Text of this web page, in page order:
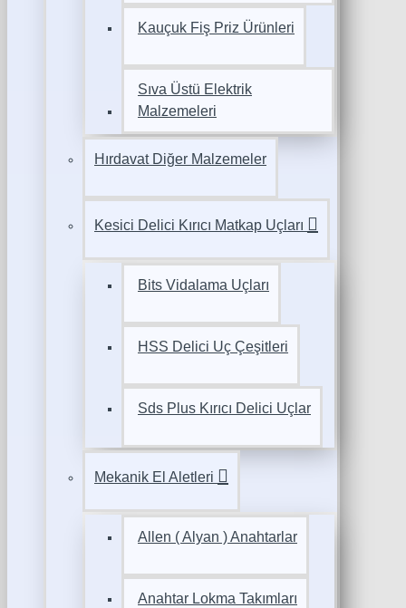
Kauçuk Fiş Priz Ürünleri
Sıva Üstü Elektrik
Malzemeleri
Hırdavat Diğer Malzemeler
Kesici Delici Kırıcı Matkap Uçları
Bits Vidalama Uçları
HSS Delici Uç Çeşitleri
Sds Plus Kırıcı Delici Uçlar
Mekanik El Aletleri
Allen ( Alyan ) Anahtarlar
Anahtar Lokma Takımları